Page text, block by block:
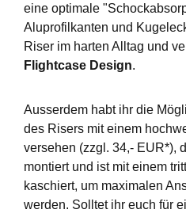
eine optimale
Aluprofilkanten und
Riser im harten Alltag und
Flightcase Design.
Ausserdem habt ihr die
des Risers mit einem
versehen (zzgl. 34,- EUR*),
montiert und ist mit einem
kaschiert, um maximalen
werden. Solltet ihr euch für